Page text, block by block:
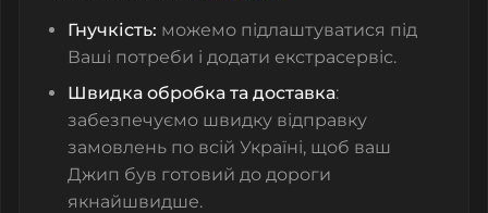
Гнучкість: можемо підлаштуватися під
Ваші потреби і додати екстрасервіс.
Швидка обробка та доставка:
забезпечуємо швидку відправку
замовлень по всій Україні, щоб ваш
Джип був готовий до дороги
якнайшвидше.